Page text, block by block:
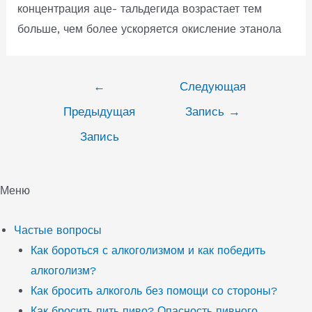
концентрация аце- тальдегида возрастает тем
больше, чем более ускоряется окисление этанола
записям
←
Предыдущая
Запись
Следующая
Запись →
Меню
Частые вопросы
Как бороться с алкоголизмом и как победить
алкоголизм?
Как бросить алкоголь без помощи со стороны?